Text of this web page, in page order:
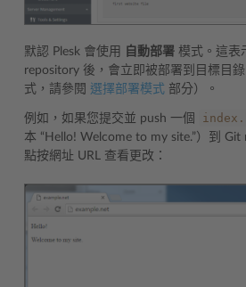
默認 Plesk 會使用 自動部署 模式。這表
repository 後，會立即被部署到目標目
式，請參閱 選擇部署模式 部分）。
例如，如果您提交並 push 一個
本 “Hello! Welcome to my site.”）到
點按網址 URL 查看更改：